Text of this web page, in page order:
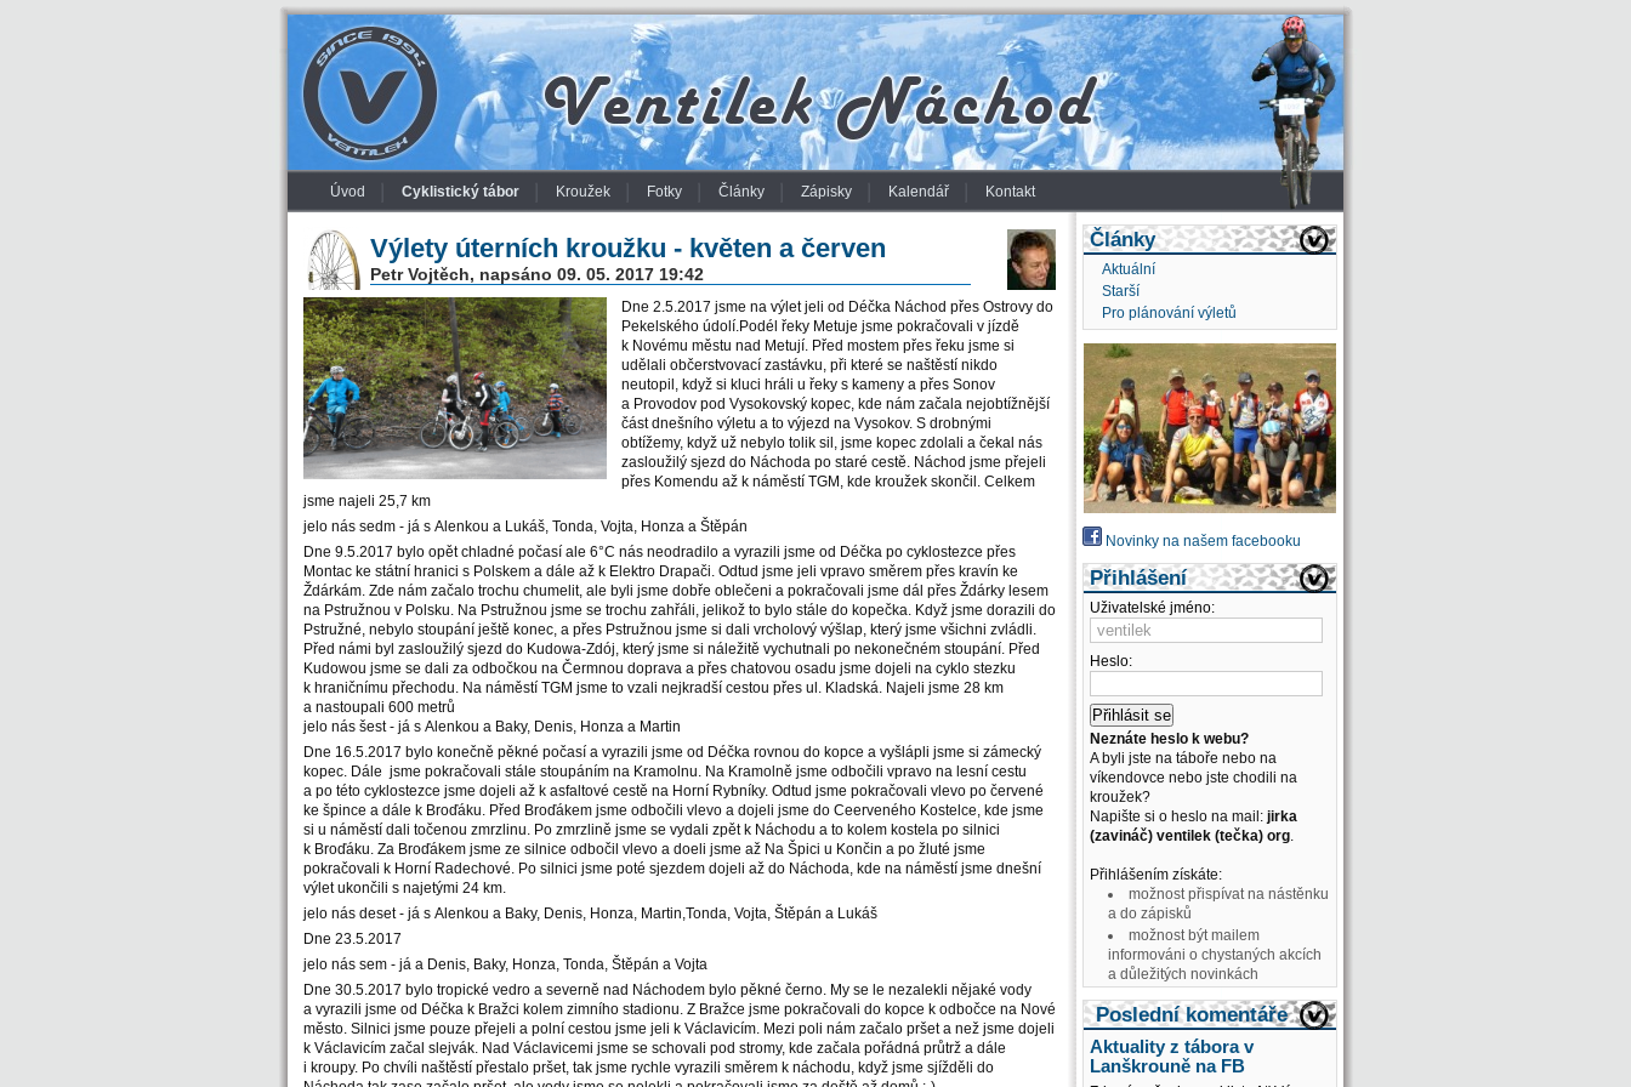
Úvod Cyklistický tábor Kroužek Fotky Články Zápisky Kalendář Kontakt
Články
Aktuální
Starší
Pro plánování výletů
Novinky na našem facebooku
Přihlášení
Uživatelské jméno:
Heslo:
Neznáte heslo k webu?
A byli jste na táboře nebo na
víkendovce nebo jste chodili na
kroužek?
Napište si o heslo na mail: jirka
(zavináč) ventilek (tečka) org.
Přihlášením získáte:
možnost přispívat na nástěnku
a do zápisků
možnost být mailem
informováni o chystaných akcích
a důležitých novinkách
Poslední komentáře
Aktuality z tábora v
Lanškrouně na FB
Výlety úterních kroužku - květen a červen
Petr Vojtěch, napsáno 09. 05. 2017 19:42
Dne 2.5.2017 jsme na výlet jeli od Déčka Náchod přes Ostrovy do
Pekelského údolí.Podél řeky Metuje jsme pokračovali v jízdě
k Novému městu nad Metují. Před mostem přes řeku jsme si
udělali občerstvovací zastávku, při které se naštěstí nikdo
neutopil, když si kluci hráli u řeky s kameny a přes Sonov
a Provodov pod Vysokovský kopec, kde nám začala nejobtížnější
část dnešního výletu a to výjezd na Vysokov. S drobnými
obtížemy, když už nebylo tolik sil, jsme kopec zdolali a čekal nás
zasloužilý sjezd do Náchoda po staré cestě. Náchod jsme přejeli
přes Komendu až k náměstí TGM, kde kroužek skončil. Celkem
jsme najeli 25,7 km
jelo nás sedm - já s Alenkou a Lukáš, Tonda, Vojta, Honza a Štěpán
Dne 9.5.2017 bylo opět chladné počasí ale 6°C nás neodradilo a vyrazili jsme od Déčka po cyklostezce přes
Montac ke státní hranici s Polskem a dále až k Elektro Drapači. Odtud jsme jeli vpravo směrem přes kravín ke
Ždárkám. Zde nám začalo trochu chumelit, ale byli jsme dobře oblečeni a pokračovali jsme dál přes Ždárky lesem
na Pstružnou v Polsku. Na Pstružnou jsme se trochu zahřáli, jelikož to bylo stále do kopečka. Když jsme dorazili do
Pstružné, nebylo stoupání ještě konec, a přes Pstružnou jsme si dali vrcholový výšlap, který jsme všichni zvládli.
Před námi byl zasloužilý sjezd do Kudowa-Zdój, který jsme si náležitě vychutnali po nekonečném stoupání. Před
Kudowou jsme se dali za odbočkou na Čermnou doprava a přes chatovou osadu jsme dojeli na cyklo stezku
k hraničnímu přechodu. Na náměstí TGM jsme to vzali nejkradší cestou přes ul. Kladská. Najeli jsme 28 km
a nastoupali 600 metrů
jelo nás šest - já s Alenkou a Baky, Denis, Honza a Martin
Dne 16.5.2017 bylo konečně pěkné počasí a vyrazili jsme od Déčka rovnou do kopce a vyšlápli jsme si zámecký
kopec. Dále jsme pokračovali stále stoupáním na Kramolnu. Na Kramolně jsme odbočili vpravo na lesní cestu
a po této cyklostezce jsme dojeli až k asfaltové cestě na Horní Rybníky. Odtud jsme pokračovali vlevo po červené
ke špince a dále k Broďáku. Před Broďákem jsme odbočili vlevo a dojeli jsme do Ceerveného Kostelce, kde jsme
si u náměstí dali točenou zmrzlinu. Po zmrzlině jsme se vydali zpět k Náchodu a to kolem kostela po silnici
k Broďáku. Za Broďákem jsme ze silnice odbočil vlevo a doeli jsme až Na Špici u Končin a po žluté jsme
pokračovali k Horní Radechové. Po silnici jsme poté sjezdem dojeli až do Náchoda, kde na náměstí jsme dnešní
výlet ukončili s najetými 24 km.
jelo nás deset - já s Alenkou a Baky, Denis, Honza, Martin,Tonda, Vojta, Štěpán a Lukáš
Dne 23.5.2017
jelo nás sem - já a Denis, Baky, Honza, Tonda, Štěpán a Vojta
Dne 30.5.2017 bylo tropické vedro a severně nad Náchodem bylo pěkné černo. My se le nezalekli nějaké vody
a vyrazili jsme od Déčka k Bražci kolem zimního stadionu. Z Bražce jsme pokračovali do kopce k odbočce na Nové
město. Silnici jsme pouze přejeli a polní cestou jsme jeli k Václavicím. Mezi poli nám začalo pršet a než jsme dojeli
k Václavicím začal slejvák. Nad Václavicemi jsme se schovali pod stromy, kde začala pořádná průtrž a dále
i kroupy. Po chvíli naštěstí přestalo pršet, tak jsme rychle vyrazili směrem k náchodu, když jsme sjížděli do